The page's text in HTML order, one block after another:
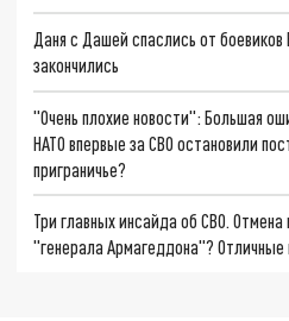
Даня с Дашей спаслись от
закончились
"Очень плохие новости": Большая
НАТО впервые за СВО остановили
приграничье?
Три главных инсайда об СВО.
"генерала Армагеддона"?